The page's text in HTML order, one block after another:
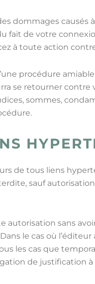
dommages causés
fait de votre
à toute action
procédure
se retourner contre
sommes,
de tous liens
sauf
autorisation sans
le cas où l’éditeur
les cas que
de justification à